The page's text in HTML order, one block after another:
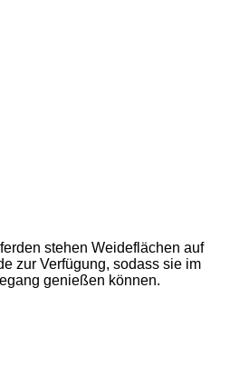
stehen Weideflächen auf
zur Verfügung, sodass sie im
genießen können.